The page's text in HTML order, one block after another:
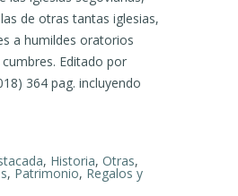
de otras tantas iglesias,
a humildes oratorios
Editado por
364 pag. incluyendo
, Historia, Otras,
, Patrimonio, Regalos y